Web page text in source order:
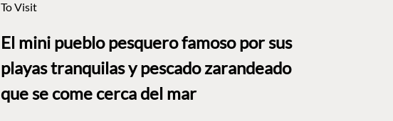
To Visit
El mini pueblo pesquero famoso por sus
playas tranquilas y pescado zarandeado
que se come cerca del mar